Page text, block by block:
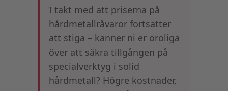
I takt med att priserna på
hårdmetallråvaror fortsätter
att stiga – känner ni er oroliga
över att säkra tillgången på
specialverktyg i solid
hårdmetall? Högre kostnader,